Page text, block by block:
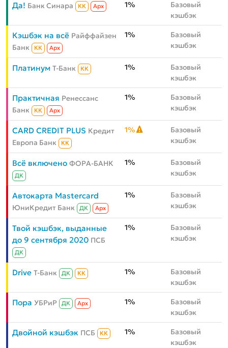
Да! Банк Синара КК Aрх 1%
Базовый
кэшбэк
Кэшбэк на всё Райффайзен
Банк
КК Aрх
1%
Базовый
кэшбэк
Платинум Т-Банк КК 1%
Базовый
кэшбэк
Практичная Ренессанс
Банк
КК Aрх
1%
Базовый
кэшбэк
CARD CREDIT PLUS Кредит
Европа Банк
КК
1%
Базовый
кэшбэк
Всё включено ФОРА-БАНК
ДК
1%
Базовый
кэшбэк
Автокарта Mastercard
ЮниКредит Банк ДК Aрх
1%
Базовый
кэшбэк
Твой кэшбэк, выданные
до 9 сентября 2020 ПСБ
ДК
1%
Базовый
кэшбэк
Drive Т-Банк ДК КК 1%
Базовый
кэшбэк
Пора УБРиР ДК Aрх 1%
Базовый
кэшбэк
Двойной кэшбэк ПСБ КК 1%
Базовый
кэшбэк